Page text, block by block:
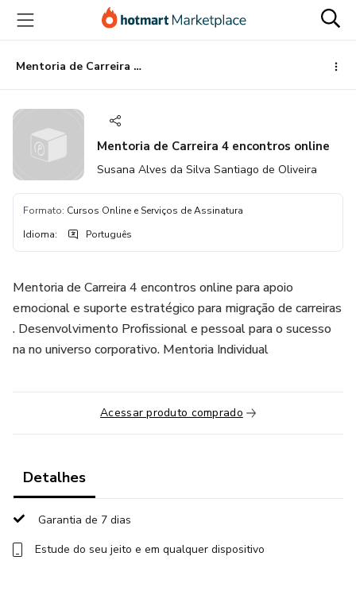
para
conteúdo
principal
para
pagamento
para
rodapé
Mentoria de Carreira 4 encontros online
Mentoria de Carreira 4 encontros online
Susana Alves da Silva Santiago de Oliveira
Formato: Cursos Online e Serviços de Assinatura
Idioma: Português
Mentoria de Carreira 4 encontros online para apoio
emocional e suporte estratégico para migração de carreiras
. Desenvolvimento Profissional e pessoal para o sucesso
na no universo corporativo. Mentoria Individual
Acessar produto comprado
Detalhes
Garantia de 7 dias
Estude do seu jeito e em qualquer dispositivo